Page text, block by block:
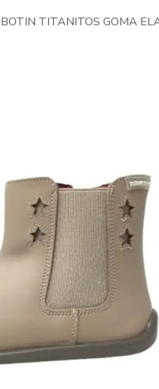
BOTIN TITANITOS GOMA